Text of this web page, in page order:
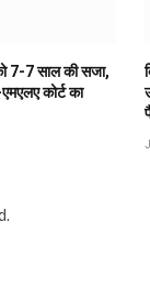
7-7 साल की सजा,
कोर्ट का